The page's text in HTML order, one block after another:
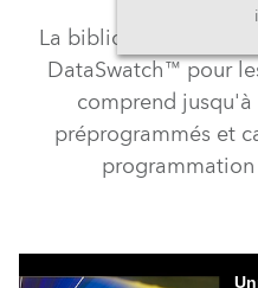
La bibliothèque de
DataSwatch™ pour
comprend
préprogrammés et